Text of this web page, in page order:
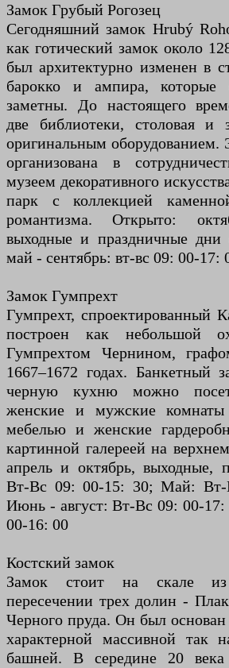
Замок Грубый Рогозец
Сегодняшний замок Hrubý
как готический замок около
был архитектурно изменен в
барокко и ампира, которые
заметны. До настоящего
две библиотеки, столовая и
оригинальным оборудованием.
организована в
музеем декоративного
парк с коллекцией
романтизма. Открыто:
выходные и праздничные
май - сентябрь: вт-вс 09: 00-17:
Замок Гумпрехт
Гумпрехт, спроектированный
построен как небольшой
Гумпрехтом Чернином,
1667–1672 годах. Банкетный
черную кухню можно
женские и мужские комнаты
мебелью и женские
картинной галереей на
апрель и октябрь, выходные,
Вт-Вс 09: 00-15: 30; Май: Вт-
Июнь - август: Вт-Вс 09: 00-17:
00-16: 00
Костский замок
Замок стоит на скале
пересечении трех долин -
Черного пруда. Он был основан
характерной массивной так
башней. В середине 20 века